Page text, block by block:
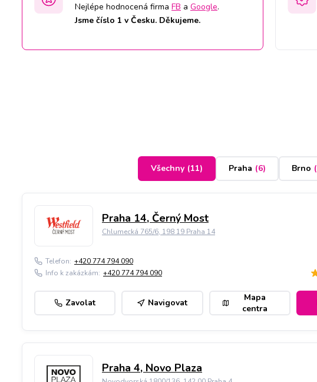
Nejlépe hodnocená firma FB a Google.
Jsme číslo 1 v Česku. Děkujeme.
Všechny (11) Praha (6) Brno (
Praha 14, Černý Most
Chlumecká 765/6, 198 19 Praha 14
Telefon: +420 774 794 090
Info k zakázkám: +420 774 794 090
Zavolat Navigovat
Mapa
centra
Praha 4, Novo Plaza